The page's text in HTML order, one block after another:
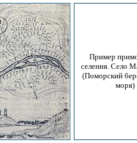
Пример
селения. Село
(Поморский
моря)